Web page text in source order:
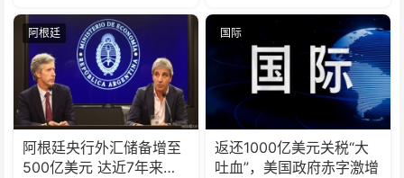
阿根廷
阿根廷央行外汇储备增至
500亿美元 达近7年来最
国际
返还1000亿美元关税“大
吐血”，美国政府赤字激增